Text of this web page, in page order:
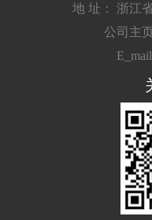
地 址： 浙江
公司主